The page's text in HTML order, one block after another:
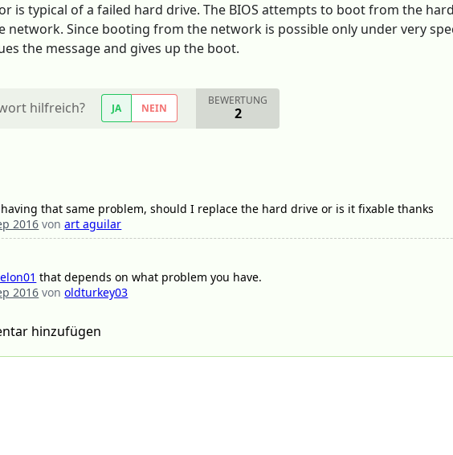
is typical of a failed hard drive. The BIOS attempts to boot from the
network. Since booting from the network is possible only under very
the message and gives up the boot.
hilfreich? JA NEIN
BEWERTUNG
2
that same problem, should I replace the hard drive or is it fixable thanks
2016 vonart aguilar
that depends on what problem you have.
2016 vonoldturkey03
hinzufügen